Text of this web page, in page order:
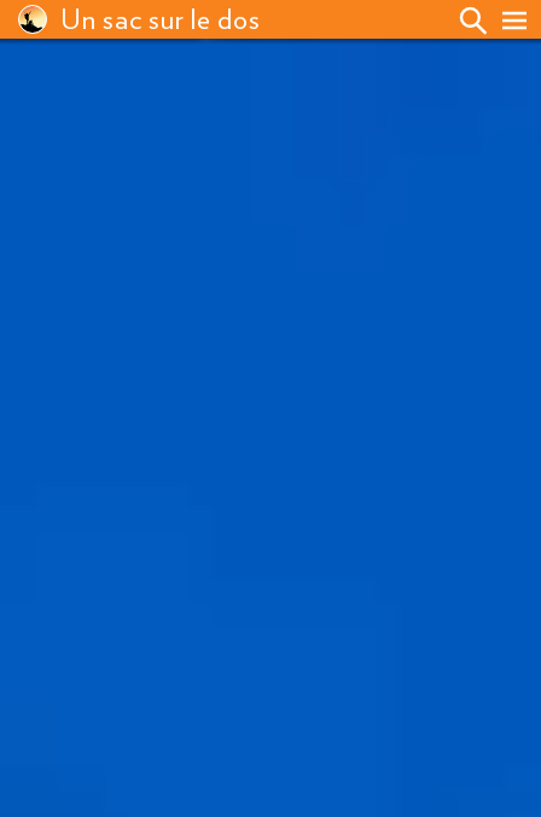
Un sac sur le dos